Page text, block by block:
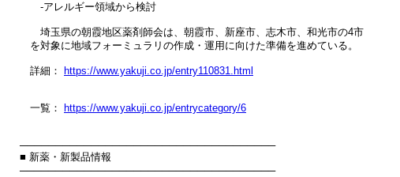
‐アレルギー領域から検討
埼玉県の朝霞地区薬剤師会は、朝霞市、新座市、志木市、和光市の4市
を対象に地域フォーミュラリの作成・運用に向けた準備を進めている。
詳細： https://www.yakuji.co.jp/entry110831.html
一覧： https://www.yakuji.co.jp/entrycategory/6
────────────────────────────────────
■ 新薬・新製品情報
────────────────────────────────────